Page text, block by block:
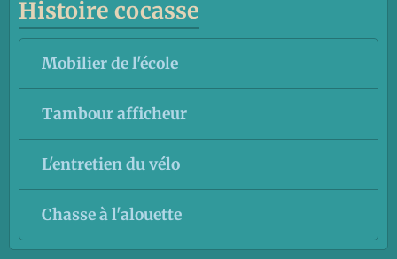
Histoire cocasse
Mobilier de l'école
Tambour afficheur
L'entretien du vélo
Chasse à l'alouette